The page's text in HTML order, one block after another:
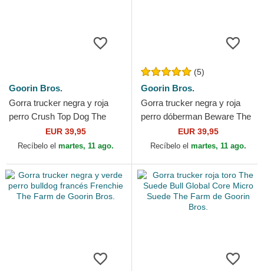
Goorin Bros.
Gorra trucker negra y roja
perro Crush Top Dog The
Farm de Goorin Bros.
EUR 39,95
Recíbelo el martes, 11 ago.
(5)
Goorin Bros.
Gorra trucker negra y roja
perro dóberman Beware The
Farm de Goorin Bros.
EUR 39,95
Recíbelo el martes, 11 ago.